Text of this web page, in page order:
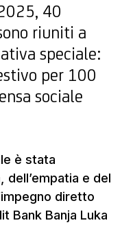
40
riuniti a
speciale:
per 100
sociale
è stata
dell’empatia e del
diretto
Bank Banja Luka